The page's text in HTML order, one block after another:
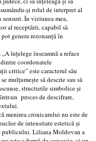
și rolul de interpret al
În viziunea mea,
al receptării, capabil să
genera rezonanță în
înțelege înseamnă a reface
coordonatele
critice” este caracterul său
mulțumește să descrie sau să
structurile simbolice și
un proces de descifrare,
menirea cronicarului nu este de
de intensitate estetică și
publicului. Liliana Moldovan a